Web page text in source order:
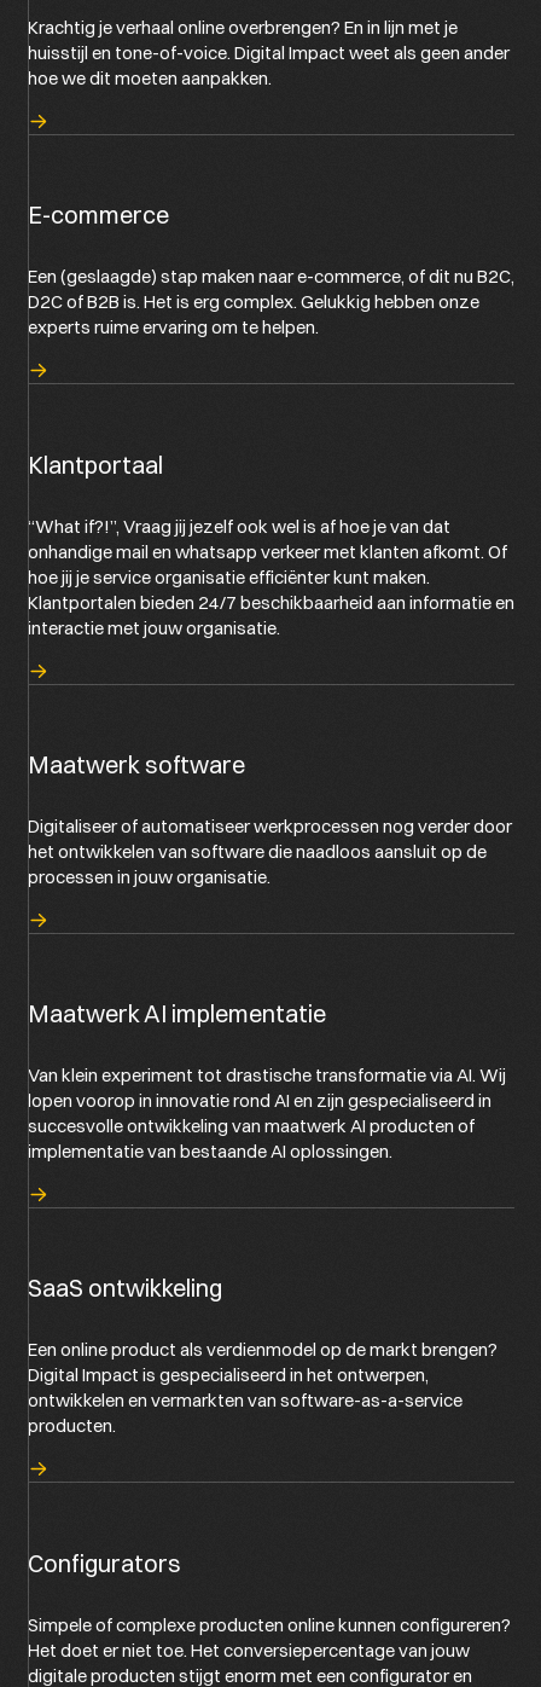
Krachtig je verhaal online overbrengen? En in lijn met je
huisstijl en tone-of-voice. Digital Impact weet als geen ander
hoe we dit moeten aanpakken.
E-commerce
Een (geslaagde) stap maken naar e-commerce, of dit nu B2C,
D2C of B2B is. Het is erg complex. Gelukkig hebben onze
experts ruime ervaring om te helpen.
Klantportaal
“What if?!”, Vraag jij jezelf ook wel is af hoe je van dat
onhandige mail en whatsapp verkeer met klanten afkomt. Of
hoe jij je service organisatie efficiënter kunt maken.
Klantportalen bieden 24/7 beschikbaarheid aan informatie en
interactie met jouw organisatie.
Maatwerk software
Digitaliseer of automatiseer werkprocessen nog verder door
het ontwikkelen van software die naadloos aansluit op de
processen in jouw organisatie.
Maatwerk AI implementatie
Van klein experiment tot drastische transformatie via AI. Wij
lopen voorop in innovatie rond AI en zijn gespecialiseerd in
succesvolle ontwikkeling van maatwerk AI producten of
implementatie van bestaande AI oplossingen.
SaaS ontwikkeling
Een online product als verdienmodel op de markt brengen?
Digital Impact is gespecialiseerd in het ontwerpen,
ontwikkelen en vermarkten van software-as-a-service
producten.
Configurators
Simpele of complexe producten online kunnen configureren?
Het doet er niet toe. Het conversiepercentage van jouw
digitale producten stijgt enorm met een configurator en